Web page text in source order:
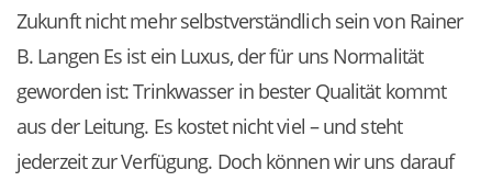
Zukunft nicht mehr selbstverständlich sein von Rainer
B. Langen Es ist ein Luxus, der für uns Normalität
geworden ist: Trinkwasser in bester Qualität kommt
aus der Leitung. Es kostet nicht viel – und steht
jederzeit zur Verfügung. Doch können wir uns darauf